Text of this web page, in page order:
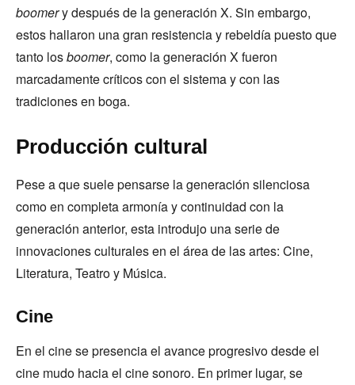
boomery después de la generación X. Sin embargo,
estos hallaron una gran resistencia y rebeldía puesto que
tanto losboomer, como la generación X fueron
marcadamente críticos con el sistema y con las
tradiciones en boga.
Producción cultural
Pese a que suele pensarse la generación silenciosa
como en completa armonía y continuidad con la
generación anterior, esta introdujo una serie de
innovaciones culturales en el área de las artes: Cine,
Literatura, Teatro y Música.
Cine
En el cine se presencia el avance progresivo desde el
cine mudo hacia el cine sonoro. En primer lugar, se